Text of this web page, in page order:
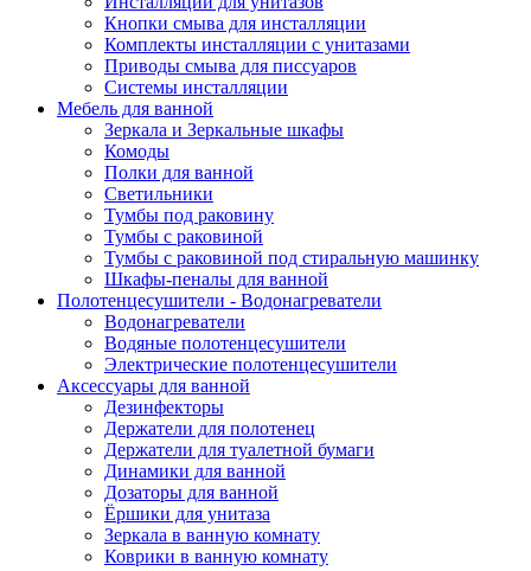
Кнопки смыва для инсталляции
Комплекты инсталляции с унитазами
Приводы смыва для писсуаров
Системы инсталляции
Мебель для ванной
Зеркала и Зеркальные шкафы
Комоды
Полки для ванной
Светильники
Тумбы под раковину
Тумбы с раковиной
Тумбы с раковиной под стиральную машинку
Шкафы-пеналы для ванной
Полотенцесушители - Водонагреватели
Водонагреватели
Водяные полотенцесушители
Электрические полотенцесушители
Аксессуары для ванной
Дезинфекторы
Держатели для полотенец
Держатели для туалетной бумаги
Динамики для ванной
Дозаторы для ванной
Ёршики для унитаза
Зеркала в ванную комнату
Коврики в ванную комнату